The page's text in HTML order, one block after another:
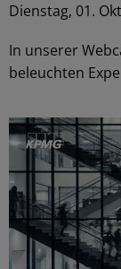
Dienstag, 01.
In unserer
beleuchten